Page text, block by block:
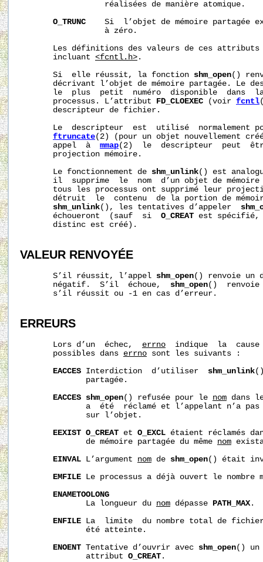
                  réalisées de manière atomique.
O_TRUNC
Si  l’objet de mémoire partagée
                  à zéro.
Les définitions des valeurs de ces
       incluant
<fcntl.h> .
       Si  elle réussit, la fonction
shm_open()
décrivant l’objet de mémoire partagée. Le
le  plus  petit  numéro  disponible  dans
       processus. L’attribut
FD_CLOEXEC (voir fcntl
       descripteur de fichier.
Le  descripteur  est  utilisé  normalement
ftruncate(2) (pour un objet nouvellement
       appel  à
mmap(2)  le  descripteur  peut
       projection mémoire.
       Le fonctionnement de
shm_unlink() est
il  supprime  le  nom  d’un objet de
tous les processus ont supprimé leur
détruit  le  contenu  de la portion de
shm_unlink(), les tentatives d’appeler
       échoueront  (sauf  si
O_CREAT est spécifié,
       distinc est créé).
VALEUR RENVOYÉE
       S’il réussit, l’appel
shm_open() renvoie un
       négatif.  S’il  échoue,
shm_open()
       s’il réussit ou -1 en cas d’erreur.
ERREURS
       Lors d’un  échec,
errno
indique  la  cause
       possibles dans
errno sont les suivants :
EACCES Interdiction  d’utiliser shm_unlink
              partagée.
EACCES shm_open() refusée pour le nom dans
a  été  réclamé et l’appelant n’a
              sur l’objet.
EEXIST O_CREAT et O_EXCL étaient réclamés
              de mémoire partagée du même
nom
EINVAL L’argument nom de shm_open() était
EMFILE Le processus a déjà ouvert le nombre
ENAMETOOLONG
              La longueur du
nom dépasse PATH_MAX.
ENFILE La  limite  du nombre total de
              été atteinte.
ENOENT Tentative d’ouvrir avec shm_open()
              attribut
O_CREAT .